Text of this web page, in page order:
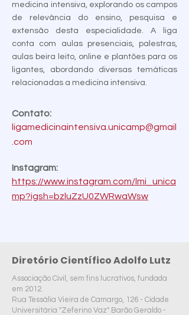
medicina intensiva, explorando os campos
de relevância do ensino, pesquisa e
extensão desta especialidade. A liga
conta com aulas presenciais, palestras,
aulas beira leito, online e plantões para os
ligantes, abordando diversas temáticas
relacionadas a medicina intensiva.
Contato:
ligamedicinaintensiva.unicamp@gmail
.com
Instagram:
https://www.instagram.com/lmi_unica
mp?igsh=bzluZzU0ZWRwaWsw
Diretório Científico Adolfo Lutz
Associação Civil, sem fins lucrativos, fundada
em 2012.
Rua Tessália Vieira de Camargo, 126 - Cidade
Universitária "Zeferino Vaz" Barão Geraldo -